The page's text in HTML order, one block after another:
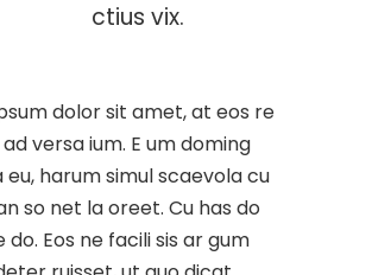
ctius vix.
dolor sit amet, at eos re
versa ium. E um doming
eu, harum simul scaevola cu
so net la oreet. Cu has do
do. Eos ne facili sis ar gum